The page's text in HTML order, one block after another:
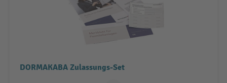
DORMAKABA Zulassungs-Set